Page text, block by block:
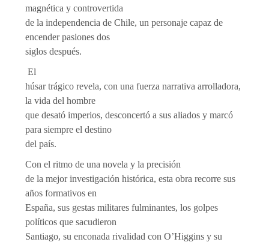
magnética y controvertida
de la independencia de Chile, un personaje capaz de
encender pasiones dos
siglos después.
El
húsar trágico revela, con una fuerza narrativa arrolladora,
la vida del hombre
que desat­ó imperios, desconcertó a sus aliados y marcó
para siempre el destino
del país.
Con el ritmo de una novela y la precisión
de la mejor investigación histórica, esta obra recorre sus
años formativos en
España, sus gestas militares fulminantes, los golpes
políticos que sacudieron
Santiago, su enconada rivalidad con O’Higgins y su